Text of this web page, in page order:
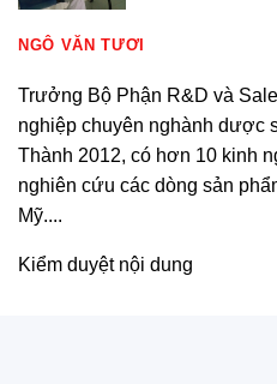
NGÔ VĂN TƯƠI
Trưởng Bộ Phận R&D và
nghiệp chuyên nghành dược
Thành 2012, có hơn 10 kinh
nghiên cứu các dòng sản
Mỹ....
Kiểm duyệt nội dung